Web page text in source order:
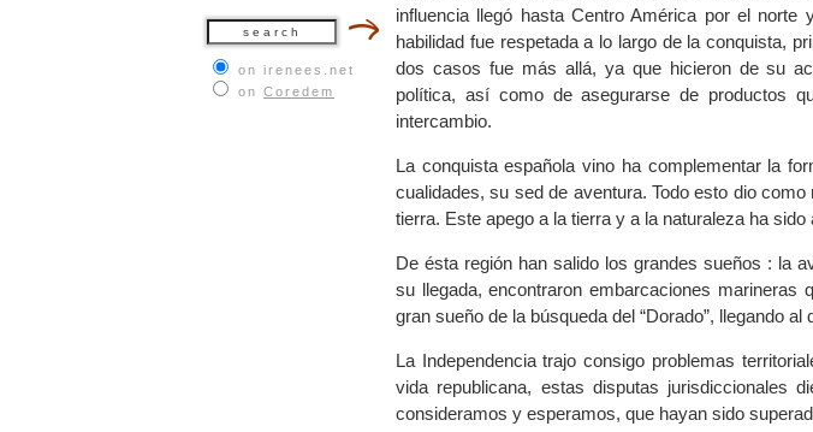
on irenees.net
on Coredem
influencia llegó hasta Centro América por el
habilidad fue respetada a lo largo de la conquista,
dos casos fue más allá, ya que hicieron de su
política, así como de asegurarse de productos
intercambio.
La conquista española vino ha complementar la
cualidades, su sed de aventura. Todo esto dio
tierra. Este apego a la tierra y a la naturaleza ha sido
De ésta región han salido los grandes sueños : la
su llegada, encontraron embarcaciones
gran sueño de la búsqueda del “Dorado”, llegando
La Independencia trajo consigo problemas
vida republicana, estas disputas jurisdiccionales
consideramos y esperamos, que hayan sido